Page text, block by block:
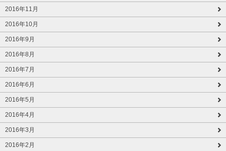
2016年11月
2016年10月
2016年9月
2016年8月
2016年7月
2016年6月
2016年5月
2016年4月
2016年3月
2016年2月